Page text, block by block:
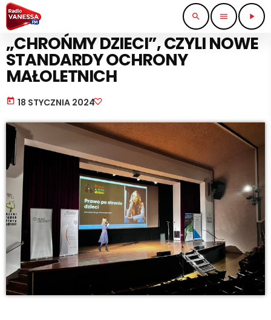
search menu play_arrow
NAUKA I EDUKACJA
„CHROŃMY DZIECI”, CZYLI NOWE
STANDARDY OCHRONY
MAŁOLETNICH
today 18 STYCZNIA 2024